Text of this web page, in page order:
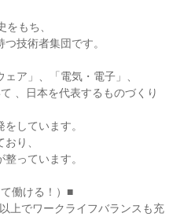
もち、
技術者集団です。
ア」、「電気・電子」、
、日本を代表するものづくり
しています。
り、
っています。
働ける！）■
上でワークライフバランスも充